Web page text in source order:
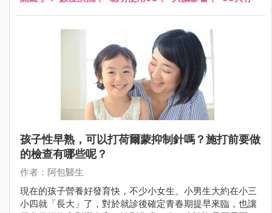
孩子性早熟，可以打荷爾蒙抑制針嗎？施打前要做
的檢查有哪些呢？
作者：阿包醫生
現在的孩子營養好發育快，不少小女生、小男生大約在小三
小四就「長大」了，對於就診後確定青春期提早來臨，也讓